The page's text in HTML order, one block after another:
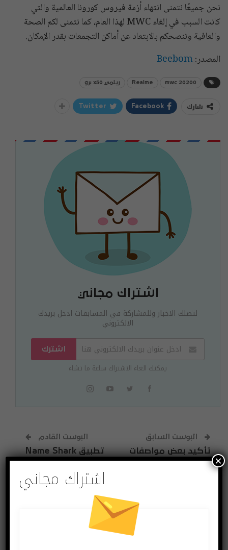
نحن جميعًا نتمنى انتهاء أزمة فيروس كورونا العالمية والتي
كانت السبب في إلغاء MWC لهذا العام، كما نتمنى لكم الصحة
والعافية وننصحكم بالابتعاد عن أماكن التجمعات بقدر الإمكان.
المصدر: Beebom
mwc 20200
Realme ريلمي x50 برو
شارك Facebook
Twitter
اشتراك مجاني
لتصلك الاخبار وللمشاركة في المسابقات ادخل بريدك
الالكتروني
اشترك
يمكنك الغاء الاشتراك ساعة ما تشاء
البوست السابق
تأكيد بعض مواصفات
هاتف الألعاب Legion
البوست القادم
تطبيق Name Shark
لحل مشكلة نسيان
أسماء الأشخاص
للآيفون والآيباد
اشتراك مجاني
×